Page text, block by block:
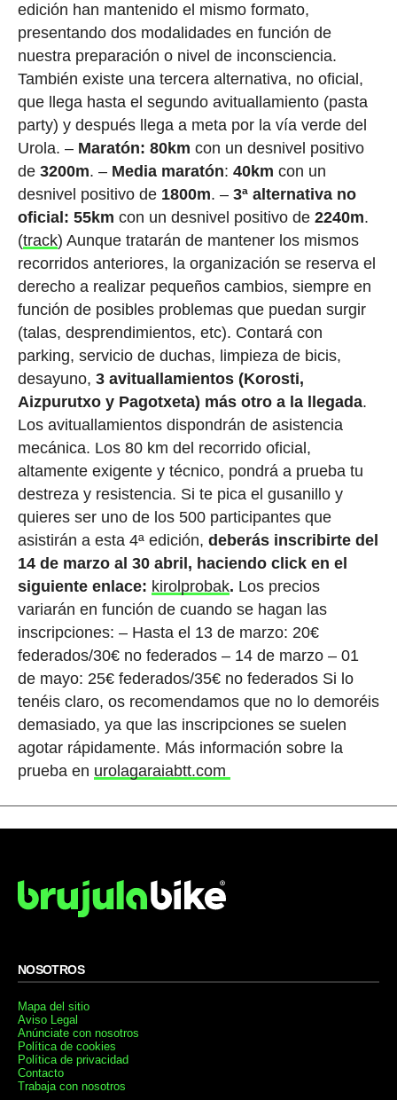
edición han mantenido el mismo formato,
presentando dos modalidades en función de
nuestra preparación o nivel de inconsciencia.
También existe una tercera alternativa, no oficial,
que llega hasta el segundo avituallamiento (pasta
party) y después llega a meta por la vía verde del
Urola. – Maratón: 80km con un desnivel positivo
de 3200m. – Media maratón: 40km con un
desnivel positivo de 1800m. – 3ª alternativa no
oficial: 55km con un desnivel positivo de 2240m.
(track) Aunque tratarán de mantener los mismos
recorridos anteriores, la organización se reserva el
derecho a realizar pequeños cambios, siempre en
función de posibles problemas que puedan surgir
(talas, desprendimientos, etc). Contará con
parking, servicio de duchas, limpieza de bicis,
desayuno, 3 avituallamientos (Korosti,
Aizpurutxo y Pagotxeta) más otro a la llegada.
Los avituallamientos dispondrán de asistencia
mecánica. Los 80 km del recorrido oficial,
altamente exigente y técnico, pondrá a prueba tu
destreza y resistencia. Si te pica el gusanillo y
quieres ser uno de los 500 participantes que
asistirán a esta 4ª edición, deberás inscribirte del
14 de marzo al 30 abril, haciendo click en el
siguiente enlace: kirolprobak. Los precios
variarán en función de cuando se hagan las
inscripciones: – Hasta el 13 de marzo: 20€
federados/30€ no federados – 14 de marzo – 01
de mayo: 25€ federados/35€ no federados Si lo
tenéis claro, os recomendamos que no lo demoréis
demasiado, ya que las inscripciones se suelen
agotar rápidamente. Más información sobre la
prueba en urolagaraiabtt.com
NOSOTROS
Mapa del sitio
Aviso Legal
Anúnciate con nosotros
Política de cookies
Política de privacidad
Contacto
Trabaja con nosotros